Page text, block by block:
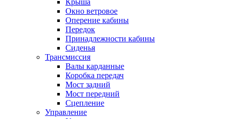
Крыша
Окно ветровое
Оперение кабины
Передок
Принадлежности кабины
Сиденья
Трансмиссия
Валы карданные
Коробка передач
Мост задний
Мост передний
Сцепление
Управление